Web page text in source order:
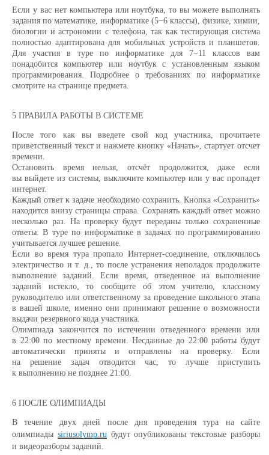
Если у вас нет компьютера или ноутбука, то вы можете выполнять
задания по математике, информатике (5−6 классы), физике, химии,
биологии и астрономии с телефона, так как тестирующая система
полностью адаптирована для мобильных устройств и планшетов.
Для участия в туре по информатике для 7−11 классов вам
понадобится компьютер или ноутбук с установленным языком
программирования. Подробнее о требованиях по информатике
смотрите на странице предмета.
5 ПРАВИЛА РАБОТЫ В СИСТЕМЕ
После того как вы введете свой код участника, прочитаете
приветственный текст и нажмете кнопку «Начать», стартует отсчет
времени.
Остановить время нельзя, отсчёт продолжится, даже если
вы выйдете из системы, выключите компьютер или у вас пропадет
интернет.
Каждый ответ к задаче необходимо сохранить. Кнопка «Сохранить»
находится внизу страницы справа. Сохранять каждый ответ можно
несколько раз. На проверку будут переданы только сохраненные
ответы.В туре по информатике в задачах по программированию
учитывается лучшее решение.
Если во время тура пропало Интернет-соединение, отключилось
электричество и т. д., то после устранения неполадок продолжите
выполнение заданий. Если время, отведенное на выполнение
заданий истекло, то сообщите об этом учителю, классному
руководителю или ответственному за проведение школьного этапа
в вашей школе, именно они принимают решение о возможности
выдачи резервного кода участника.
Олимпиада закончится по истечении отведенного времени или
в 22:00 по местному времени. Несданные до 22:00 работы будут
автоматически приняты и отправлены на проверку. Если
на решение задач отводится час, то лучше приступить
к выполнению не позднее 21:00.
6 ПОСЛЕ ОЛИМПИАДЫ
В течение двух дней после дня проведения тура на сайте
олимпиады siriusolymp.ruбудут опубликованы текстовые разборы
и видеоразборы заданий.